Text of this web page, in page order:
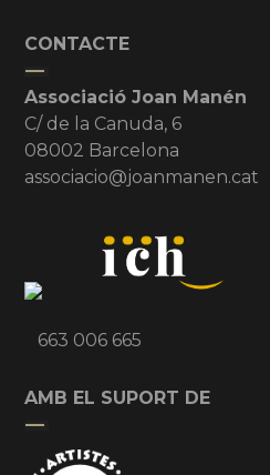
CONTACTE
Associació Joan Manén
C/ de la Canuda, 6
08002 Barcelona
associacio@joanmanen.cat
663 006 665
AMB EL SUPORT DE